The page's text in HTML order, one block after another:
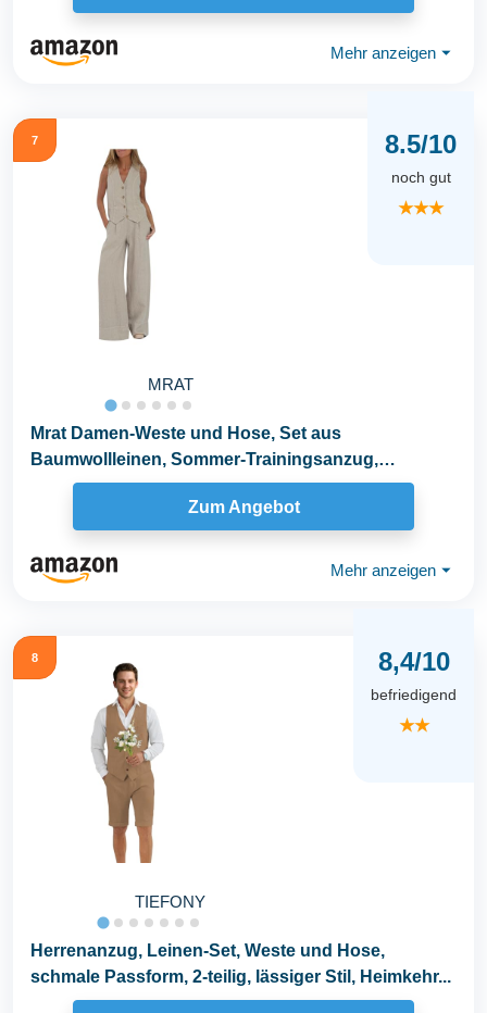
Mehr anzeigen ⏷
7
MRAT
8.5/10
noch gut
★★★
Mrat Damen-Weste und Hose, Set aus
Baumwollleinen, Sommer-Trainingsanzug,
komplettes Set, 2-teiliges...
Zum Angebot
Mehr anzeigen ⏷
8
TIEFONY
8,4/10
befriedigend
★★
Herrenanzug, Leinen-Set, Weste und Hose,
schmale Passform, 2-teilig, lässiger Stil, Heimkehr...